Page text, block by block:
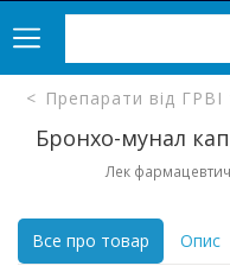
Препарати від ГРВІ
Бронхо-мунал
Лек
Все про товар Опис